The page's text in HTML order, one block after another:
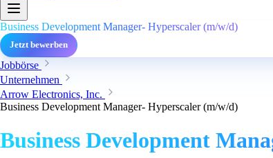
Business Development Manager- Hyperscaler (m/w/d)
Jetzt bewerben
Jobbörse
Unternehmen
Arrow Electronics, Inc.
Business Development Manager- Hyperscaler (m/w/d)
Business Development